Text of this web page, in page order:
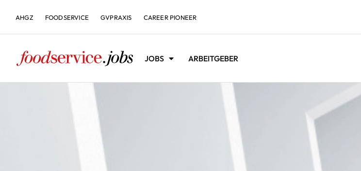
AHGZ FOODSERVICE GVPRAXIS CAREER PIONEER
JOBS ARBEITGEBER